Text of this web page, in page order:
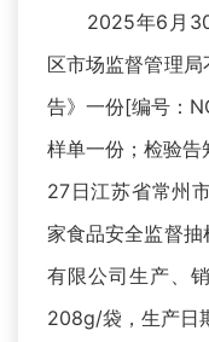
2025年6月30
区市场监督管理
告》一份[编号：
样单一份；检验
27日江苏省常州
家食品安全监督
有限公司生产、
208g/袋，生产日